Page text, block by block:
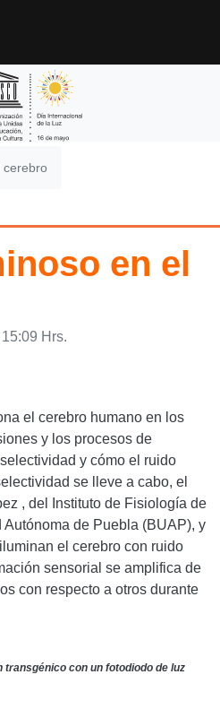
cerebro
en el
Hrs.
el cerebro humano en los
y los procesos de
y cómo el ruido
se lleve a cabo, el
, del Instituto de Fisiología de
Autónoma de Puebla (BUAP), y
el cerebro con ruido
sensorial se amplifica de
con respecto a otros durante
con un fotodiodo de luz